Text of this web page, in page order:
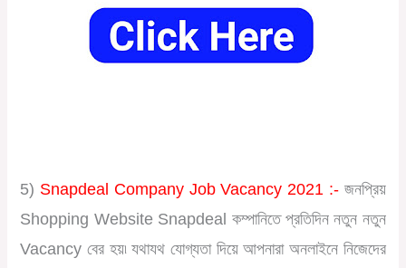
5) Snapdeal Company Job Vacancy 2021 :- জনপ্রিয়
Shopping Website Snapdeal কম্পানিতে প্রতিদিন নতুন নতুন
Vacancy বের হয়৷ যথাযথ যোগ্যতা দিয়ে আপনারা অনলাইনে নিজেদের